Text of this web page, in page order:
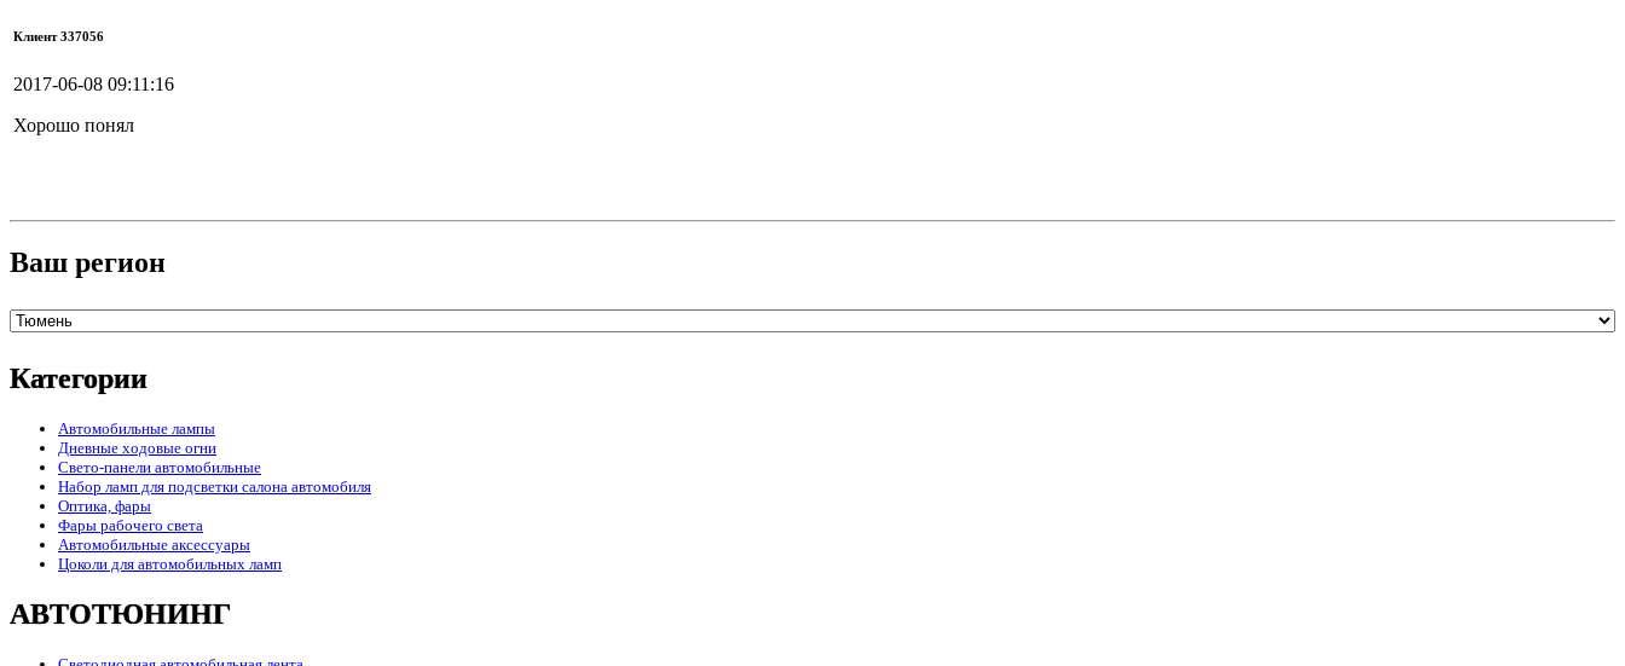
Клиент 337056
2017-06-08 09:11:16
Хорошо понял
Ваш регион
Категории
Автомобильные лампы
Дневные ходовые огни
Свето-панели автомобильные
Набор ламп для подсветки салона автомобиля
Оптика, фары
Фары рабочего света
Автомобильные аксессуары
Цоколи для автомобильных ламп
АВТОТЮНИНГ